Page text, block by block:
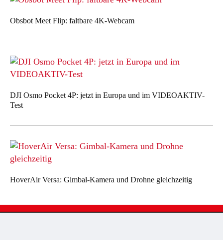
Obsbot Meet Flip: faltbare 4K-Webcam
DJI Osmo Pocket 4P: jetzt in Europa und im VIDEOAKTIV-
Test
HoverAir Versa: Gimbal-Kamera und Drohne gleichzeitig